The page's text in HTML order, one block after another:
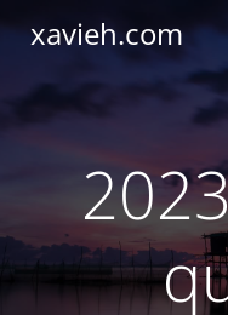
xavieh.com